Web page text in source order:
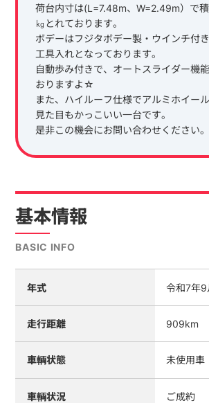
荷台内寸は(L=7.48m、W=2.49m）で
㎏とれております。
ボデーはフジタボデー製・ウインチ付
工具入れとなっております。
自動歩み付きで、オートスライダー機
おりますよ☆
また、ハイルーフ仕様でアルミホイー
見た目もかっこいい一台です。
是非この機会にお問い合わせください。
基本情報
BASIC INFO
年式 令和7年9
走行距離 909km
車輌状態 未使用車
車輌状況 ご成約